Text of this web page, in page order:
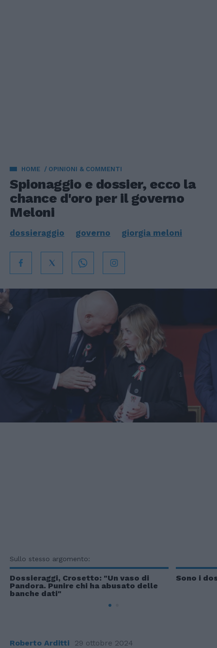
HOME OPINIONI & COMMENTI
Spionaggio e dossier, ecco la
chance d'oro per il governo
Meloni
dossieraggio governo giorgia meloni
Sullo stesso argomento:
Dossieraggi, Crosetto: "Un vaso di
Pandora. Punire chi ha abusato delle
banche dati"
Sono i
Roberto Arditti 29 ottobre 2024